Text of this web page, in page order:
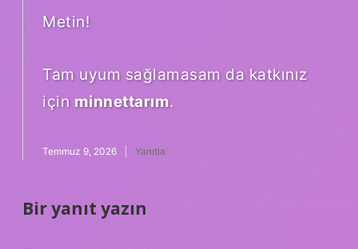
Metin!
Tam uyum sağlamasam da katkınız
için minnettarım.
Temmuz 9, 2026 Yanıtla
Bir yanıt yazın